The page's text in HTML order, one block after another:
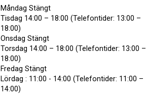
Måndag Stängt
Tisdag 14:00 – 18:00 (Telefontider: 13:00 –
18:00)
Onsdag Stängt
Torsdag 14:00 – 18:00 (Telefontider: 13:00 –
18:00)
Fredag Stängt
Lördag : 11:00 - 14:00 (Telefontider: 11:00 –
14:00)